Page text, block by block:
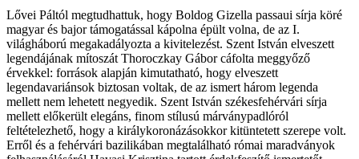
Lővei Páltól megtudhattuk, hogy Boldog Gizella passaui sírja köré
magyar és bajor támogatással kápolna épült volna, de az I.
világháború megakadályozta a kivitelezést. Szent István elveszett
legendájának mítoszát Thoroczkay Gábor cáfolta meggyőző
érvekkel: források alapján kimutatható, hogy elveszett
legendavariánsok biztosan voltak, de az ismert három legenda
mellett nem lehetett negyedik. Szent István székesfehérvári sírja
mellett előkerült elegáns, finom stílusú márványpadlóról
feltételezhető, hogy a királykoronázásokkor kitüntetett szerepe volt.
Erről és a fehérvári bazilikában megtalálható római maradványok